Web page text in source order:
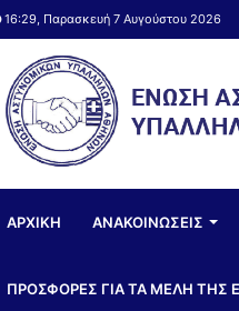
16:29, Παρασκευή 7 Αυγούστου 2026
ΑΡΧΙΚΗ ΑΝΑΚΟΙΝΩΣΕΙΣ
ΠΡΟΣΦΟΡΕΣ ΓΙΑ ΤΑ ΜΕΛΗ ΤΗΣ